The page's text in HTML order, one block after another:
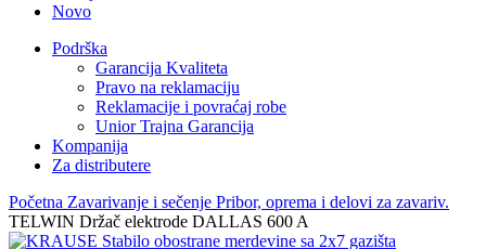
Novo
Podrška
Garancija Kvaliteta
Pravo na reklamaciju
Reklamacije i povraćaj robe
Unior Trajna Garancija
Kompanija
Za distributere
Početna Zavarivanje i sečenje Pribor, oprema i delovi za zavariv.
TELWIN Držač elektrode DALLAS 600 A